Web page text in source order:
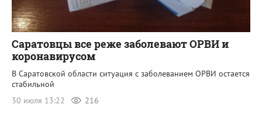
Саратовцы все реже заболевают ОРВИ и
коронавирусом
В Саратовской области ситуация с заболеванием ОРВИ остается
стабильной
30 июля 13:22
216